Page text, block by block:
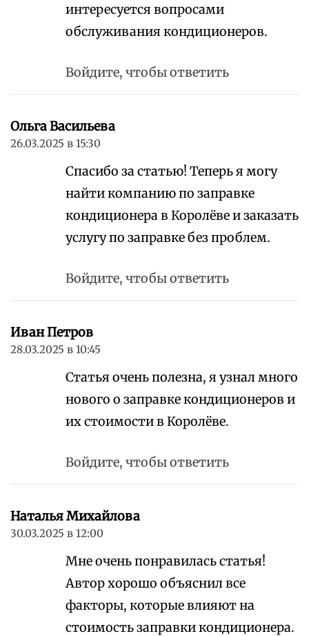
интересуется вопросами
обслуживания кондиционеров.
Войдите, чтобы ответить
Ольга Васильева
26.03.2025 в 15:30
Спасибо за статью! Теперь я могу
найти компанию по заправке
кондиционера в Королёве и заказать
услугу по заправке без проблем.
Войдите, чтобы ответить
Иван Петров
28.03.2025 в 10:45
Статья очень полезна, я узнал много
нового о заправке кондиционеров и
их стоимости в Королёве.
Войдите, чтобы ответить
Наталья Михайлова
30.03.2025 в 12:00
Мне очень понравилась статья!
Автор хорошо объяснил все
факторы, которые влияют на
стоимость заправки кондиционера.